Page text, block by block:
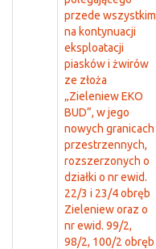
przede wszystkim
na kontynuacji
eksploatacji
piasków i żwirów
ze złoża
„Zieleniew EKO
BUD”, w jego
nowych granicach
przestrzennych,
rozszerzonych o
działki o nr ewid.
22/3 i 23/4 obręb
Zieleniew oraz o
nr ewid. 99/2,
98/2, 100/2 obręb